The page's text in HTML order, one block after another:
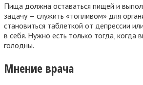
Пища должна оставаться пищей и
задачу — служить «топливом» для
становиться таблеткой от депрессии
в себя. Нужно есть только тогда, когда
голодны.
Мнение врача